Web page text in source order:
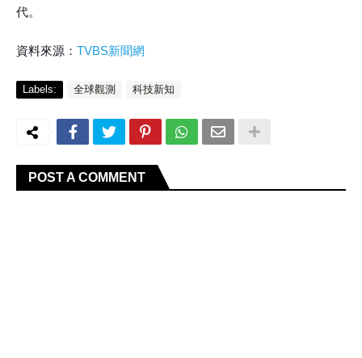
代。
資料來源： TVBS新聞網
Labels: 全球觀測 科技新知
POST A COMMENT